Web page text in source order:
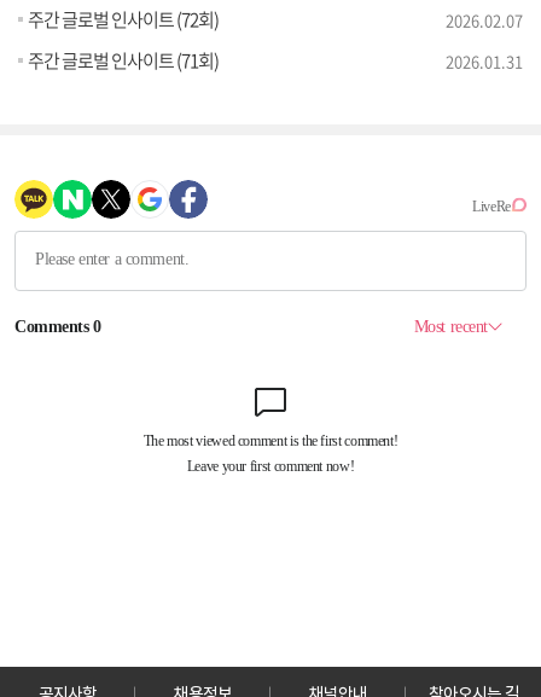
주간 글로벌 인사이트 (72회) 2026.02.07
주간 글로벌 인사이트 (71회) 2026.01.31